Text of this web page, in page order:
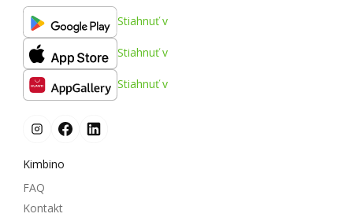
Stiahnuť v
Stiahnuť v
Stiahnuť v
Kimbino
FAQ
Kontakt